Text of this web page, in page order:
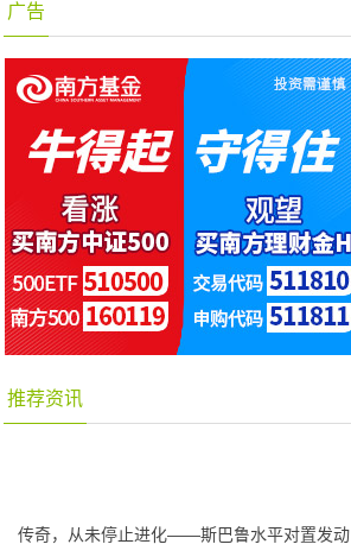
广告
推荐资讯
传奇，从未停止进化——斯巴鲁水平对置发动